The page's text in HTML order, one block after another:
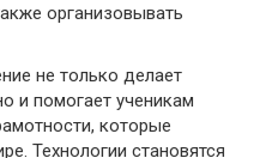
организовывать
не только делает
и помогает ученикам
которые
Технологии становятся